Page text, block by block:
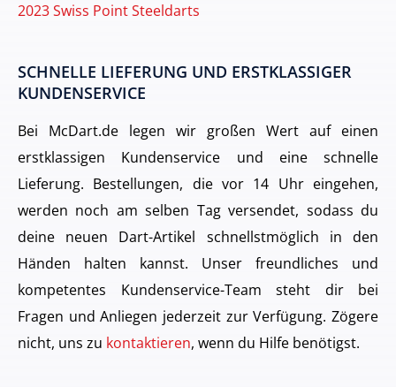
2023 Swiss Point Steeldarts
SCHNELLE LIEFERUNG UND ERSTKLASSIGER
KUNDENSERVICE
Bei McDart.de legen wir großen Wert auf einen
erstklassigen Kundenservice und eine schnelle
Lieferung. Bestellungen, die vor 14 Uhr eingehen,
werden noch am selben Tag versendet, sodass du
deine neuen Dart-Artikel schnellstmöglich in den
Händen halten kannst. Unser freundliches und
kompetentes Kundenservice-Team steht dir bei
Fragen und Anliegen jederzeit zur Verfügung. Zögere
nicht, uns zu kontaktieren, wenn du Hilfe benötigst.